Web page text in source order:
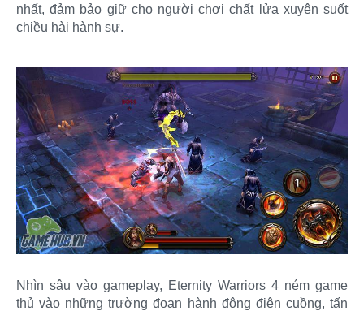
nhất, đảm bảo giữ cho người chơi chất lửa xuyên suốt
chiều hài hành sự.
Nhìn sâu vào gameplay, Eternity Warriors 4 ném game
thủ vào những trường đoạn hành động điên cuồng, tấn